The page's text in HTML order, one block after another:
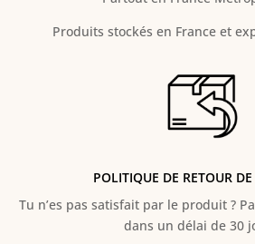
Produits stockés en France et
POLITIQUE DE RETOUR DE
Tu n’es pas satisfait par le produit ?
dans un délai de 30